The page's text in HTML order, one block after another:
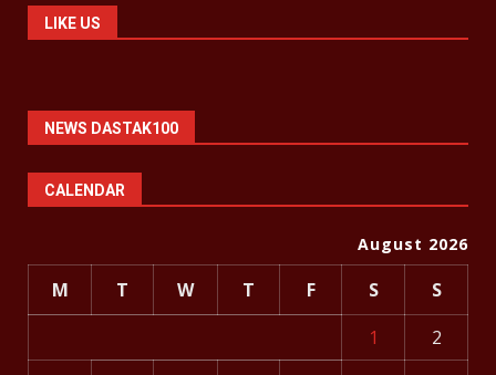
LIKE US
NEWS DASTAK100
CALENDAR
August 2026
M T W T F S
S
1
2